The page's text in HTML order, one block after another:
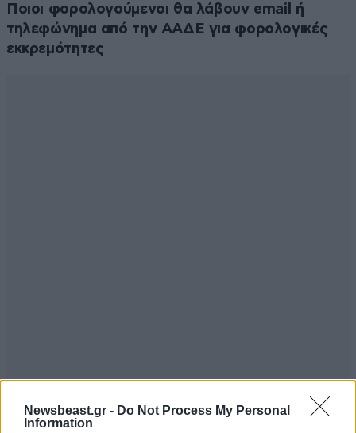
Newsbeast.gr - Do Not Process My Personal
Information
Ποιοι φορολογούμενοι θα λάβουν email ή
τηλεφώνημα από την ΑΑΔΕ για φορολογικές
εκκρεμότητες